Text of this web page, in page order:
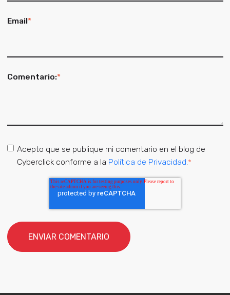
Email*
Comentario:*
Acepto que se publique mi comentario en el blog de
Cyberclick conforme a la Política de Privacidad *